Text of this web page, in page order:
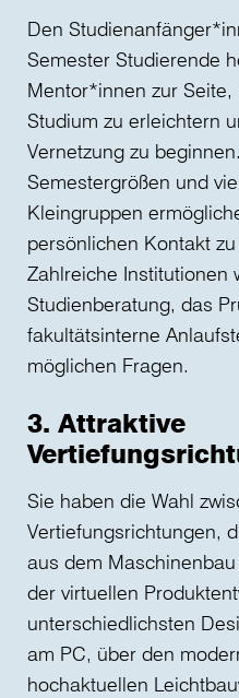
Den
Semester Studierende
Mentor*innen zur
Studium zu erleichtern
Vernetzung zu
Semestergrößen und
Kleingruppen
persönlichen Kontakt
Zahlreiche Institutionen
Studienberatung, das
fakultätsinterne
möglichen Fragen.
3. Attraktive
Sie haben die Wahl
Vertiefungsrichtungen,
aus dem
der virtuellen
unterschiedlichsten
am PC, über den
hochaktuellen